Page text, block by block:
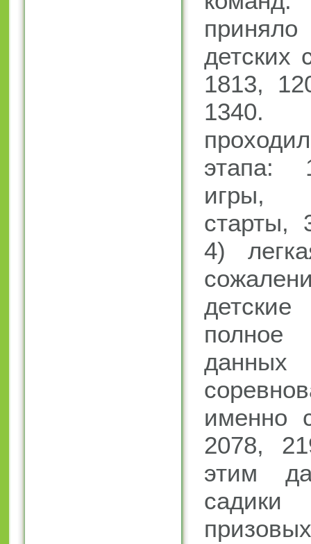
1813,
1340.
этапа:
игры,
старты,
4)
2078,
этим